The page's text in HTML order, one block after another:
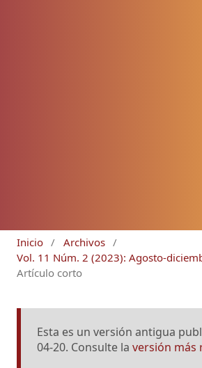
Inicio / Archivos /
Vol. 11 Núm. 2 (2023): Agosto-
Artículo corto
Esta es un versión antigua
04-20. Consulte la versión más